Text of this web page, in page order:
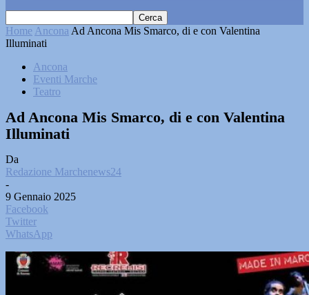
Home Ancona Ad Ancona Mis Smarco, di e con Valentina
Illuminati
Ancona
Eventi Marche
Teatro
Ad Ancona Mis Smarco, di e con Valentina
Illuminati
Da
Redazione Marchenews24
-
9 Gennaio 2025
Facebook
Twitter
WhatsApp